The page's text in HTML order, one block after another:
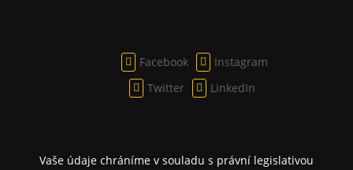
 Facebook  Instagram
 Twitter  LinkedIn
Vaše údaje chráníme v souladu s právní legislativou